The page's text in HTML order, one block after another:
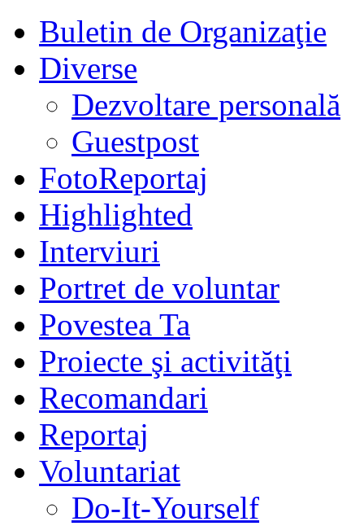
Buletin de Organizaţie
Diverse
Dezvoltare personală
Guestpost
FotoReportaj
Highlighted
Interviuri
Portret de voluntar
Povestea Ta
Proiecte şi activităţi
Recomandari
Reportaj
Voluntariat
Do-It-Yourself